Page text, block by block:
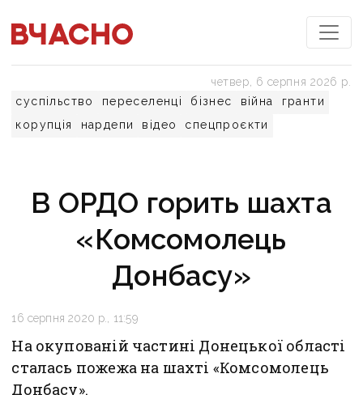
суспільство переселенці бізнес війна
гранти
корупція
нардепи відео спецпроєкти
четвер, 6 серпня 2026 р.
В ОРДО горить шахта
«Комсомолець
Донбасу»
16 серпня 2020 р., 11:59
На окупованій частині Донецької області
сталась пожежа на шахті «Комсомолець
Донбасу».